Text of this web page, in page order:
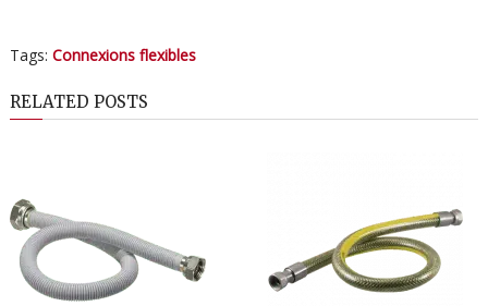
Tags: Connexions flexibles
RELATED POSTS